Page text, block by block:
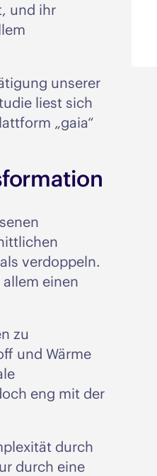
und ihr
unserer
liest sich
„gaia“
verdoppeln.
einen
zu
und Wärme
eng mit der
durch
durch eine